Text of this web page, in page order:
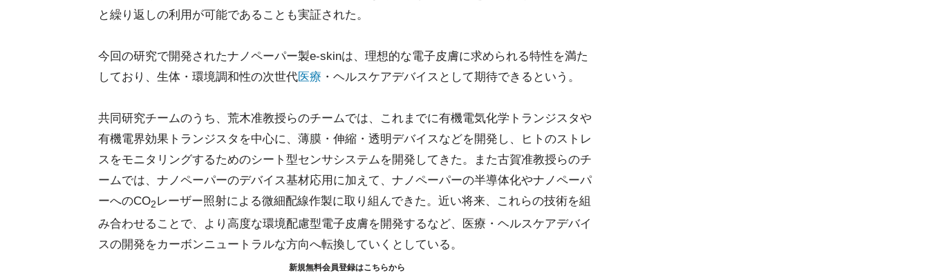
と繰り返しの利用が可能であることも実証された。
今回の研究で開発されたナノペーパー製e-skinは、理想的な電子皮膚に求められる特性を満た
しており、生体・環境調和性の次世代医療 ・ヘルスケアデバイスとして期待できるという。
共同研究チームのうち、荒木准教授らのチームでは、これまでに有機電気化学トランジスタや
有機電界効果トランジスタを中心に、薄膜・伸縮・透明デバイスなどを開発し、ヒトのストレ
スをモニタリングするためのシート型センサシステムを開発してきた。また古賀准教授らのチ
ームでは、ナノペーパーのデバイス基材応用に加えて、ナノペーパーの半導体化やナノペーパ
ーへのCO2レーザー照射による微細配線作製に取り組んできた。近い将来、これらの技術を組
み合わせることで、より高度な環境配慮型電子皮膚を開発するなど、医療・ヘルスケアデバイ
スの開発をカーボンニュートラルな方向へ転換していくとしている。
新規無料会員登録はこちらから